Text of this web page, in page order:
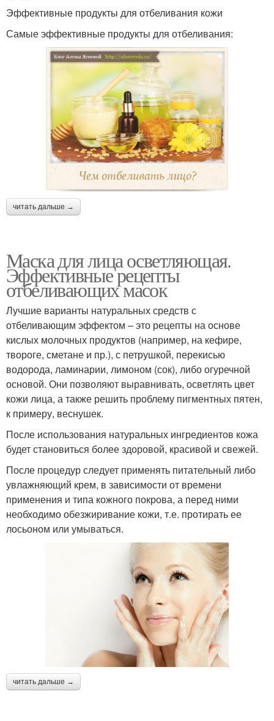
Эффективные продукты для отбеливания кожи
Самые эффективные продукты для отбеливания:
читать дальше →
Маска для лица осветляющая.
Эффективные рецепты
отбеливающих масок
Лучшие варианты натуральных средств с
отбеливающим эффектом – это рецепты на основе
кислых молочных продуктов (например, на кефире,
твороге, сметане и пр.), с петрушкой, перекисью
водорода, ламинарии, лимоном (сок), либо огуречной
основой. Они позволяют выравнивать, осветлять цвет
кожи лица, а также решить проблему пигментных пятен,
к примеру, веснушек.
После использования натуральных ингредиентов кожа
будет становиться более здоровой, красивой и свежей.
После процедур следует применять питательный либо
увлажняющий крем, в зависимости от времени
применения и типа кожного покрова, а перед ними
необходимо обезжиривание кожи, т.е. протирать ее
лосьоном или умываться.
читать дальше →